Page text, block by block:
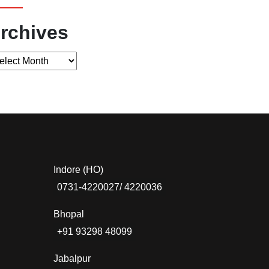
Indore (HO)
0731-4220027/ 4220036
Bhopal
+91 93298 48099
Jabalpur